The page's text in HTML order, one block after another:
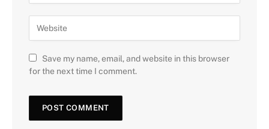
Save my name, email, and website in this browser
for the next time I comment.